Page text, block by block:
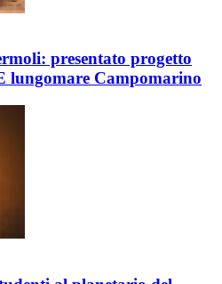
presentato progetto
lungomare Campomarino